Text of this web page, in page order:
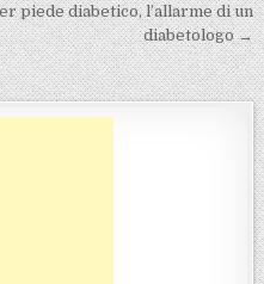
piede diabetico, l’allarme di un
diabetologo →